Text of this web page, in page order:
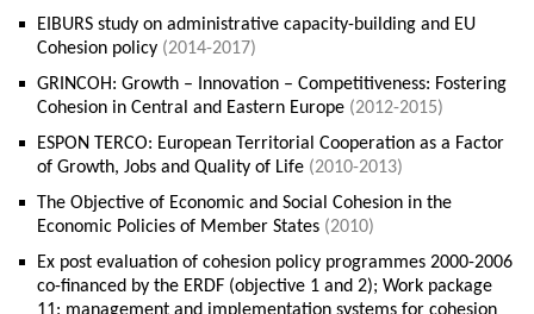
EIBURS study on administrative capacity-building and EU
Cohesion policy (2014-2017)
GRINCOH: Growth – Innovation – Competitiveness: Fostering
Cohesion in Central and Eastern Europe (2012-2015)
ESPON TERCO: European Territorial Cooperation as a Factor
of Growth, Jobs and Quality of Life (2010-2013)
The Objective of Economic and Social Cohesion in the
Economic Policies of Member States (2010)
Ex post evaluation of cohesion policy programmes 2000-2006
co-financed by the ERDF (objective 1 and 2); Work package